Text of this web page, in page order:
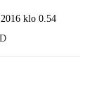
klo 0.54